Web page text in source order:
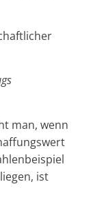
man, wenn
ist